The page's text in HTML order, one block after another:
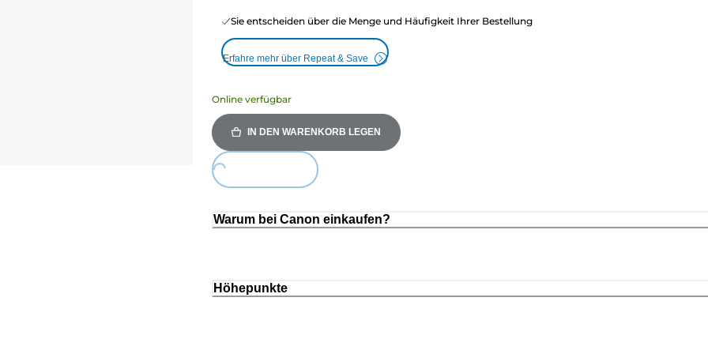
Sie entscheiden über die Menge und Häufigkeit Ihrer Bestellung
Erfahre mehr über Repeat & Save
Online verfügbar
IN DEN WARENKORB LEGEN
Loading...
Warum bei Canon einkaufen?
Höhepunkte